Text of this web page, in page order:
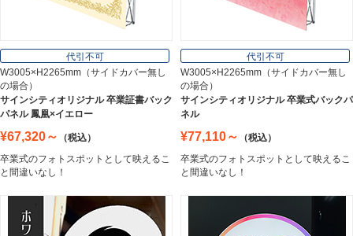
オフィス用品
Office Supplies
ステンレス切文字
Stainless Sign
エッチングプレート
代引不可
W3005×H2265mm（サイドカバー無し
の場合）
サインシティオリジナル 卒業証書バック
パネル 鳳凰×イエロー
¥67,320～
（税込）
卒業式のフォトスポットとして映えるこ
と間違いなし！
代引不可
W3005×H2265mm（サイドカバー無し
の場合）
サインシティオリジナル 卒業式バックパ
ネル
¥77,110～
（税込）
卒業式のフォトスポットとして映えるこ
と間違いなし！